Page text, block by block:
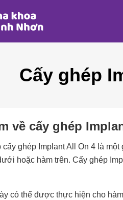
Cấy ghép
về cấy ghép
ghép Implant All On 4 là
hoặc hàm trên. Cấy ghép
có thể được thực hiện cho